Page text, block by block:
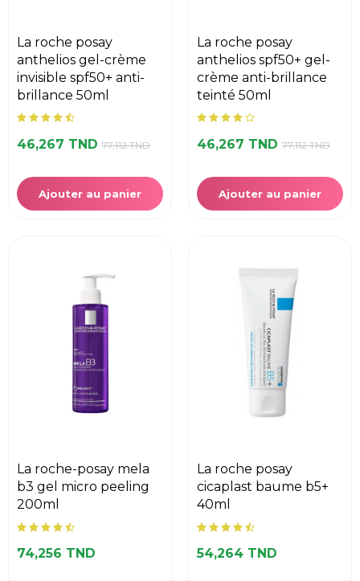
la roche posay
anthelios gel-crème
invisible spf50+ anti-
brillance 50ml
46,267 TND 77,112 TND
Ajouter au panier
la roche posay
anthelios spf50+ gel-
crème anti-brillance
teinté 50ml
46,267 TND 77,112 TND
Ajouter au panier
la roche-posay mela
b3 gel micro peeling
200ml
74,256 TND
la roche posay
cicaplast baume b5+
40ml
54,264 TND